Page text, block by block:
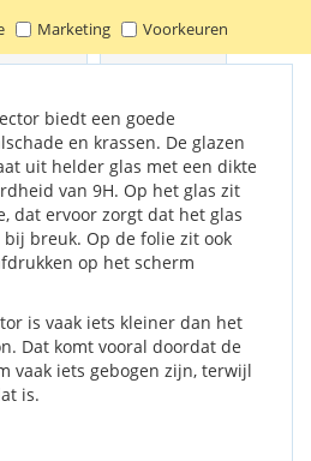
Marketing Voorkeuren
Reviews 1
biedt een goede
en krassen. De glazen
uit helder glas met een dikte
van 9H. Op het glas zit
dat ervoor zorgt dat het glas
breuk. Op de folie zit ook
op het scherm
is vaak iets kleiner dan het
Dat komt vooral doordat de
vaak iets gebogen zijn, terwijl
is.